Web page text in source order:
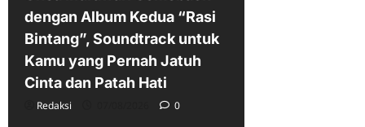
dengan Album Kedua “Rasi
Bintang”, Soundtrack untuk
Kamu yang Pernah Jatuh
Cinta dan Patah Hati
Redaksi 0